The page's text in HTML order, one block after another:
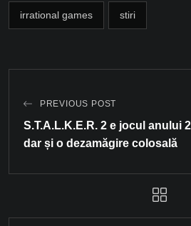
irrational games stiri
PREVIOUS POST
S.T.A.L.K.E.R. 2 e jocul anului
dar și o dezamăgire colosală